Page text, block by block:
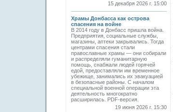
15 декабря 2026 г. 15:00
Храмы Донбасса как острова
спасения на войне
В 2014 году в Донбасс пришла война.
Предприятия, социальные службы,
магазины, аптеки закрывались. Тогда
центрами спасения стали
православные храмы — они собирали
и распределяли гуманитарную
помощь, снабжали людей горячей
едой, предоставляли им временное
убежище, занимались их эвакуацией
в безопасные районы. С началом
специальной военной операции эта
деятельность многократно
расширилась. PDF-версия.
19 июня 2026 г. 15:30